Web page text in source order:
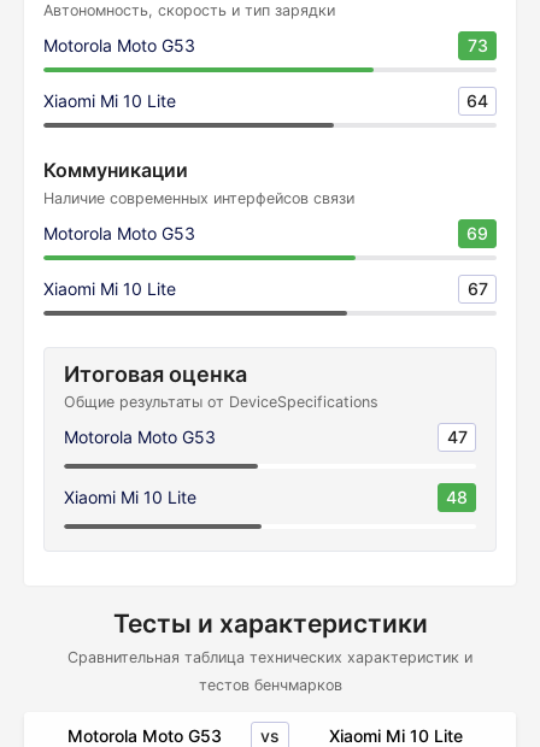
Автономность, скорость и тип зарядки
Motorola Moto G53 73
Xiaomi Mi 10 Lite 64
Коммуникации
Наличие современных интерфейсов связи
Motorola Moto G53 69
Xiaomi Mi 10 Lite 67
Итоговая оценка
Общие результаты от DeviceSpecifications
Motorola Moto G53 47
Xiaomi Mi 10 Lite 48
Тесты и характеристики
Сравнительная таблица технических характеристик и
тестов бенчмарков
Motorola Moto G53 vs Xiaomi Mi 10 Lite